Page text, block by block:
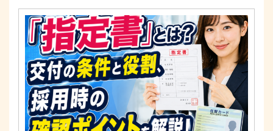
4. 法令・指針・規範の遵守について
適正な個人情報保護の実現のため、個人情報の取扱
いに関する法令、国が定める指針およびその他の規
範を遵守します。
個人情報に関するお問い合わせ窓口
〒125-0061東京都葛飾区亀有3-21-11 藍ビル202
TEL：0120-550-580
株式会社 アルフォース･ワン 個人情報保護担当